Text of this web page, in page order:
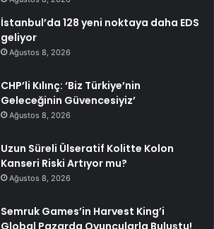
İstanbul’da 128 yeni noktaya daha EDS
geliyor
Ağustos 8, 2026
CHP’li Kılınç: ‘Biz Türkiye’nin
Geleceğinin Güvencesiyiz’
Ağustos 8, 2026
Uzun Süreli Ülseratif Kolitte Kolon
Kanseri Riski Artıyor mu?
Ağustos 8, 2026
Semruk Games’in Harvest King’i
Global Pazarda Oyuncularla Buluştu!